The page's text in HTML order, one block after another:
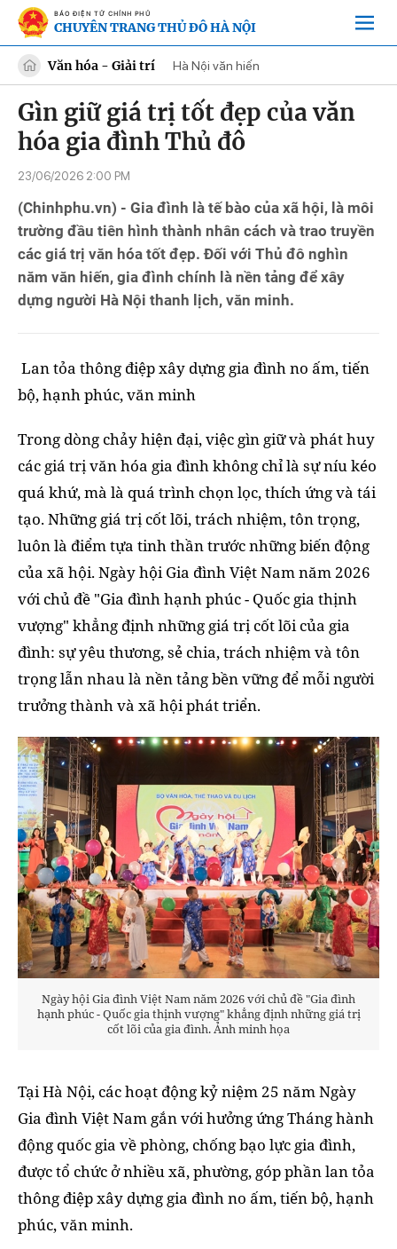
BÁO ĐIỆN TỬ CHÍNH PHỦ
CHUYÊN TRANG THỦ ĐÔ HÀ NỘI
Văn hóa - Giải trí Hà Nội văn hiến
Gìn giữ giá trị tốt đẹp của văn
hóa gia đình Thủ đô
23/06/2026 2:00 PM
(Chinhphu.vn) - Gia đình là tế bào của xã hội, là môi
trường đầu tiên hình thành nhân cách và trao truyền
các giá trị văn hóa tốt đẹp. Đối với Thủ đô nghìn
năm văn hiến, gia đình chính là nền tảng để xây
dựng người Hà Nội thanh lịch, văn minh.
Lan tỏa thông điệp xây dựng gia đình no ấm, tiến
bộ, hạnh phúc, văn minh
Trong dòng chảy hiện đại, việc gìn giữ và phát huy
các giá trị văn hóa gia đình không chỉ là sự níu kéo
quá khứ, mà là quá trình chọn lọc, thích ứng và tái
tạo. Những giá trị cốt lõi, trách nhiệm, tôn trọng,
luôn là điểm tựa tinh thần trước những biến động
của xã hội. Ngày hội Gia đình Việt Nam năm 2026
với chủ đề "Gia đình hạnh phúc - Quốc gia thịnh
vượng" khẳng định những giá trị cốt lõi của gia
đình: sự yêu thương, sẻ chia, trách nhiệm và tôn
trọng lẫn nhau là nền tảng bền vững để mỗi người
trưởng thành và xã hội phát triển.
Ngày hội Gia đình Việt Nam năm 2026 với chủ đề "Gia đình
hạnh phúc - Quốc gia thịnh vượng" khẳng định những giá trị
cốt lõi của gia đình. Ảnh minh họa
Tại Hà Nội, các hoạt động kỷ niệm 25 năm Ngày
Gia đình Việt Nam gắn với hưởng ứng Tháng hành
động quốc gia về phòng, chống bạo lực gia đình,
được tổ chức ở nhiều xã, phường, góp phần lan tỏa
thông điệp xây dựng gia đình no ấm, tiến bộ, hạnh
phúc, văn minh.